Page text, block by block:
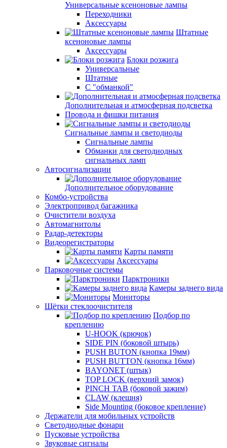
Универсальные ксеноновые лампы
Переходники
Аксессуары
Штатные
ксеноновые лампы
Аксессуары
Блоки розжига
Универсальные
Штатные
С "обманкой"
Дополнительная и атмосферная подсветка
Провода и фишки питания
Cигнальные лампы и светодиоды
Сигнальные лампы
Обманки для светодиодных
сигнальных ламп
Автосигнализации
Дополнительное оборудование
Комбо-устройства
Электропривод багажника
Очистители воздуха
Автомагнитолы
Радар-детекторы
Видеорегистраторы
Карты памяти
Аксессуары
Парковочные системы
Парктроники
Камеры заднего вида
Мониторы
Щётки стеклоочистителя
Подбор по
креплению
U-HOOK (крючок)
SIDE PIN (боковой штырь)
PUSH BUTON (кнопка 19мм)
PUSH BUTTON (кнопка 16мм)
BAYONET (штык)
TOP LOCK (верхний замок)
PINCH TAB (боковой зажим)
CLAW (клешня)
Side Mounting (боковое крепление)
Держатели для мобильных устройств
Светодиодные фонари
Пусковые устройства
Звуковые сигналы